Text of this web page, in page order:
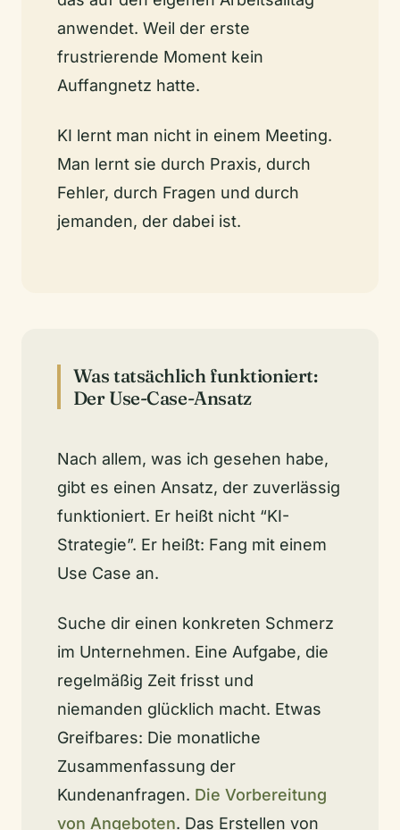
anwendet. Weil der erste
frustrierende Moment kein
Auffangnetz hatte.
KI lernt man nicht in einem Meeting.
Man lernt sie durch Praxis, durch
Fehler, durch Fragen und durch
jemanden, der dabei ist.
Was tatsächlich funktioniert:
Der Use-Case-Ansatz
Nach allem, was ich gesehen habe,
gibt es einen Ansatz, der zuverlässig
funktioniert. Er heißt nicht “KI-
Strategie”. Er heißt: Fang mit einem
Use Case an.
Suche dir einen konkreten Schmerz
im Unternehmen. Eine Aufgabe, die
regelmäßig Zeit frisst und
niemanden glücklich macht. Etwas
Greifbares: Die monatliche
Zusammenfassung der
Kundenanfragen. Die Vorbereitung
von Angeboten. Das Erstellen von